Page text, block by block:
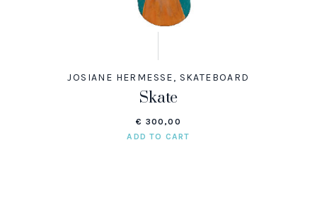
JOSIANE HERMESSE, SKATEBOARD
Skate
€ 300,00
ADD TO CART